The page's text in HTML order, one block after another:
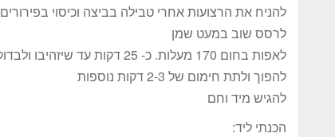
להניח את הרצועות אחרי טבילה בביצה וכיסוי בפירורים
לרסס שוב במעט שמן
לאפות בחום 170 מעלות. כ- 25 דקות עד שיזהיבו ולבדוק שרכים.
להפוך ולתת חימום של 2-3 דקות נוספות
להגיש מיד וחם
הכנתי ליד: